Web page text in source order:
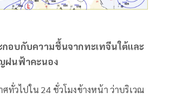
อบกับความชื้นจากทะเทจีนใต้และ
ฝนฟ้าคะนอง
วไปใน 24 ชั่วโมงข้างหน้า ว่าบริเวณ